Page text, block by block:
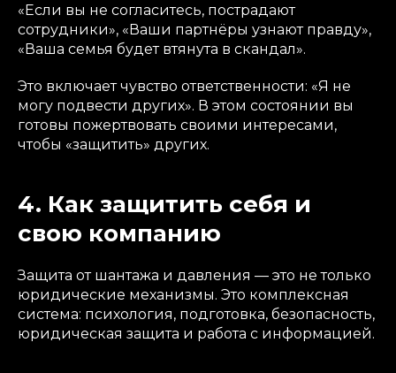
«Если вы не согласитесь, пострадают
сотрудники», «Ваши партнёры узнают правду»,
«Ваша семья будет втянута в скандал».
Это включает чувство ответственности: «Я не
могу подвести других». В этом состоянии вы
готовы пожертвовать своими интересами,
чтобы «защитить» других.
4. Как защитить себя и
свою компанию
Защита от шантажа и давления — это не только
юридические механизмы. Это комплексная
система: психология, подготовка, безопасность,
юридическая защита и работа с информацией.